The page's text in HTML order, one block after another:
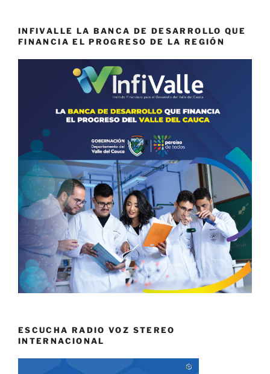
INFIVALLE LA BANCA DE DESARROLLO QUE
FINANCIA EL PROGRESO DE LA REGIÓN
ESCUCHA RADIO VOZ STEREO
INTERNACIONAL